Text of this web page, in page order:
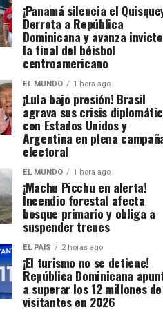
¡Panamá silencia el
Derrota a República
Dominicana y avanza
la final del béisbol
centroamericano
EL MUNDO 1 hora ago
¡Lula bajo presión! Brasil
agrava sus crisis
con Estados Unidos y
Argentina en plena
electoral
EL MUNDO 1 hora ago
¡Machu Picchu en alerta!
Incendio forestal afecta
bosque primario y obliga a
suspender trenes
EL PAIS 2 horas ago
¡El turismo no se detiene!
República Dominicana
a superar los 12 millones de
visitantes en 2026